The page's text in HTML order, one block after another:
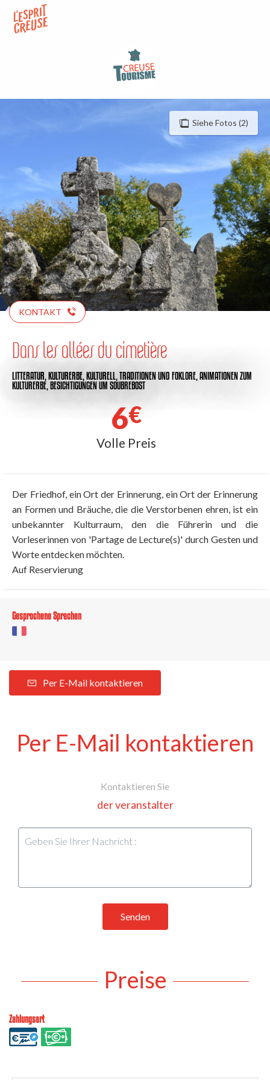
contenu
Siehe Fotos (2)
KONTAKT
Dans les allées du cimetière
LITTERATUR, KULTURERBE, KULTURELL, TRADITIONEN UND FOKLORE, ANIMATIONEN ZUM
KULTURERBE, BESICHTIGUNGENUM SOUBREBOST
6€
Volle Preis
Der Friedhof, ein Ort der Erinnerung, ein Ort der Erinnerung
an Formen und Bräuche, die die Verstorbenen ehren, ist ein
unbekannter Kulturraum, den die Führerin und die
Vorleserinnen von 'Partage de Lecture(s)' durch Gesten und
Worte entdecken möchten.
Auf Reservierung
Gesprochene Sprachen
Per E-Mail kontaktieren
Per E-Mail kontaktieren
Kontaktieren Sie
der veranstalter
Senden
Preise
Zahlungsart